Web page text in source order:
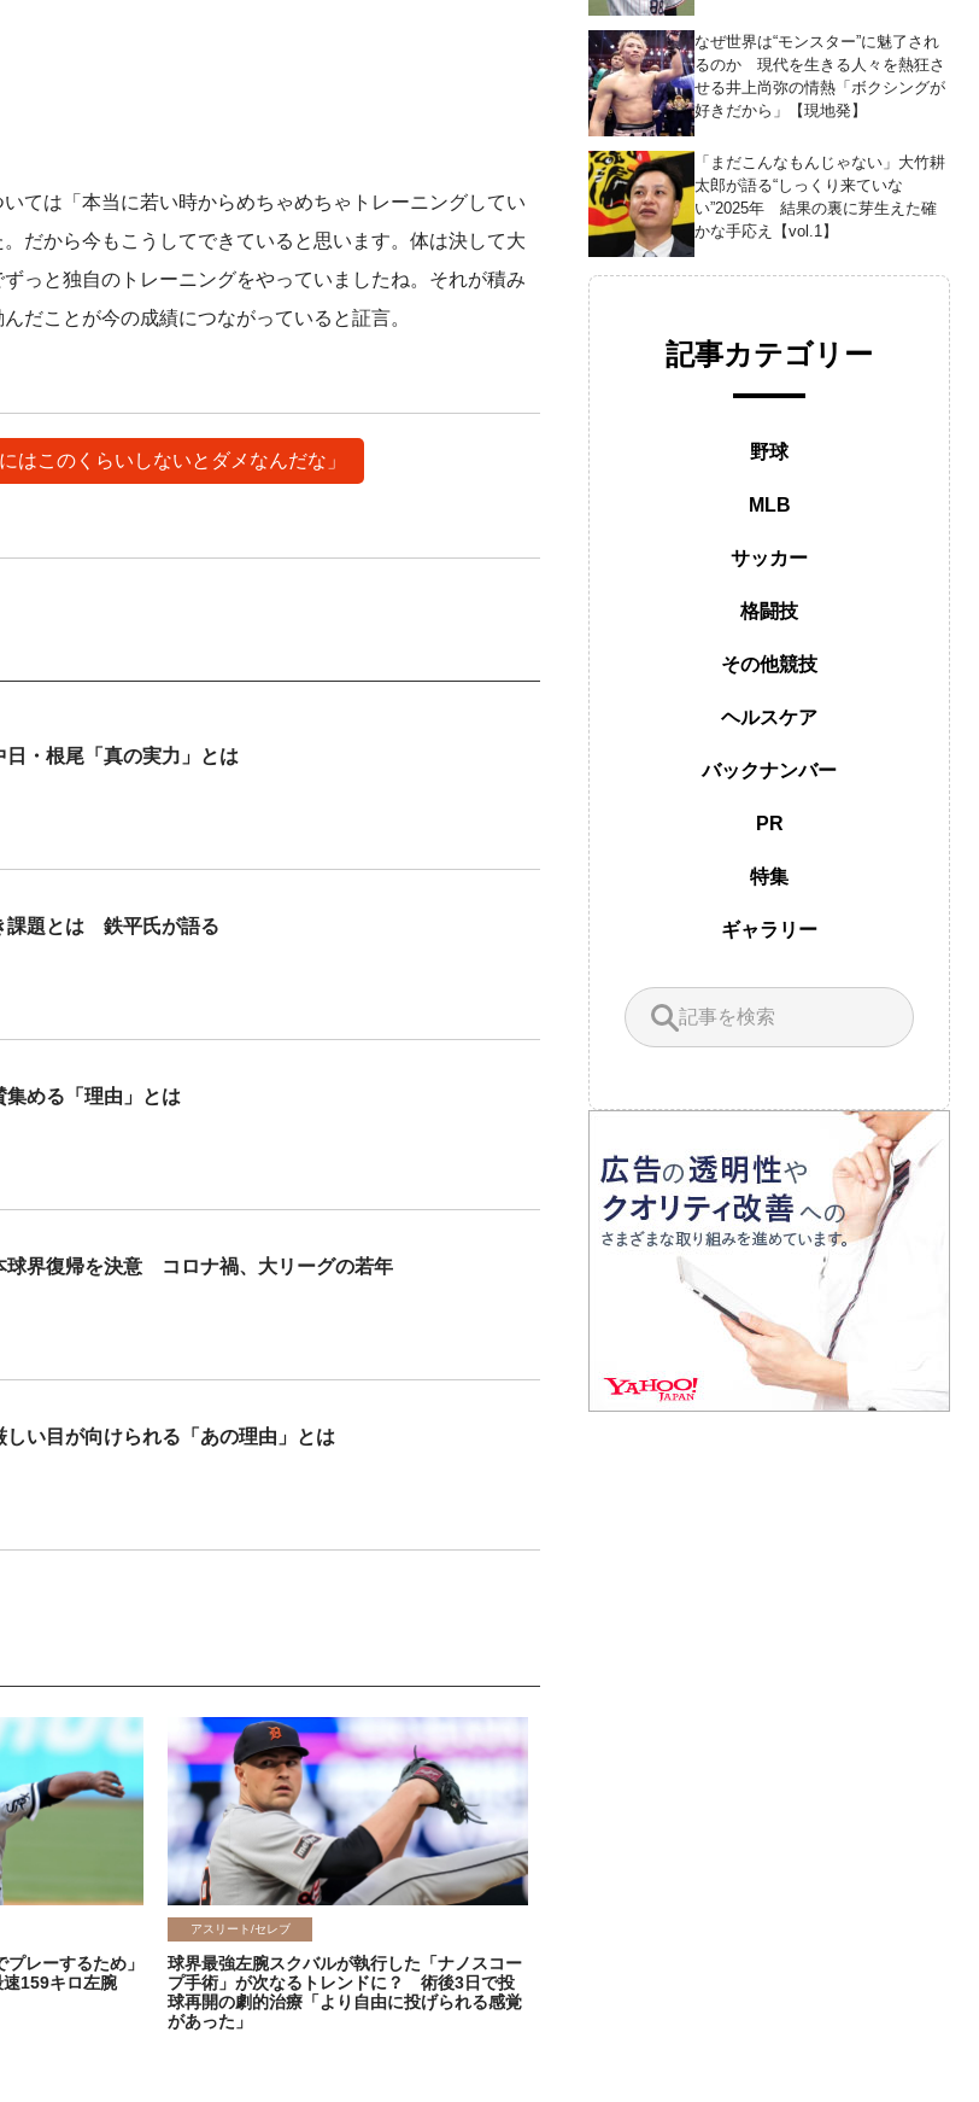
ては「本当に若い時からめちゃめちゃトレーニングしてい
だから今もこうしてできていると思います。体は決して大
っと独自のトレーニングをやっていましたね。それが積み
だことが今の成績につながっていると証言。
はこのくらいしないとダメなんだな」
日・根尾「真の実力」とは
課題とは 鉄平氏が語る
集める「理由」とは
球界復帰を決意 コロナ禍、大リーグの若年
い目が向けられる「あの理由」とは
レーするため」
159キロ左腕
アスリート/セレブ
球界最強左腕スクバルが執行した「ナノスコー
プ手術」が次なるトレンドに？ 術後3日で投
球再開の劇的治療「より自由に投げられる感覚
があった」
なぜ世界は“モンスター”に魅了され
るのか 現代を生きる人々を熱狂さ
せる井上尚弥の情熱「ボクシングが
好きだから」【現地発】
「まだこんなもんじゃない」大竹耕
太郎が語る“しっくり来ていな
い”2025年 結果の裏に芽生えた確
かな手応え【vol.1】
記事カテゴリー
野球
MLB
サッカー
格闘技
その他競技
ヘルスケア
バックナンバー
PR
特集
ギャラリー